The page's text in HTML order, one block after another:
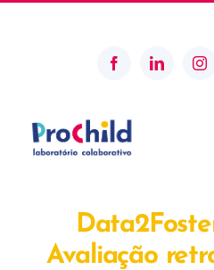
FacebookLinkedIn
Avaliação